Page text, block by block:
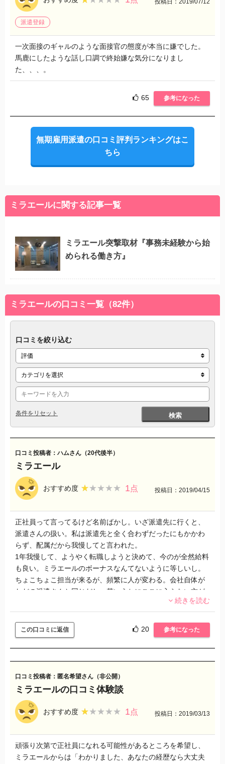
投稿日：2019/07/12
派遣登録
一次面接のギャルのような面接官の態度が本当に嫌でした。
馬鹿にしたような話し口調で終始嫌な気分になりまし
た、、、。
65 参考になった
無期雇用派遣の口コミ評判ランキングはこ
ちら
ミラエールに関する記事一覧
ミラエール突撃取材『事務未経験から始
められる働き方』
ミラエールの口コミ一覧（82件）
口コミを絞り込む
検索
条件をリセット
口コミ投稿者：ハムさん（20代後半）
ミラエール
おすすめ度 ★★★★★
★★★★★ 1点 投稿日：2019/04/15
正社員って言ってるけど名前ばかし。いざ派遣先に行くと、
派遣さんの扱い。私は派遣先と全く合わずだったにもかかわ
らず、配属だから我慢してと言われた。
1年我慢して、ようやく転職しようと決めて、今のが全然給料
も良い。ミラエールのボーナスなんてないように等しいし。
ちょこちょこ担当が来るが、頻繁に人が変わる。会社自体が
ただの派遣さんと同じだし、若いうちにここに入らない方が
良いと思う。若い方はもったいない。ほかの会社探して正社
員のが良いだろう。
続きを読む
この口コミに返信 20 参考になった
口コミ投稿者：匿名希望さん（非公開）
ミラエールの口コミ体験談
おすすめ度 ★★★★★
★★★★★ 1点 投稿日：2019/03/13
頑張り次第で正社員になれる可能性があるところを希望し、
ミラエールからは「わかりました、あなたの経歴なら大丈夫